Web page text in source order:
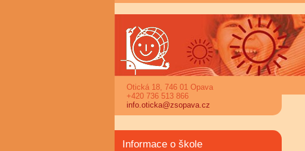
Otická 18, 746 01 Opava
+420 736 513 866
info.oticka@zsopava.cz
Informace o škole